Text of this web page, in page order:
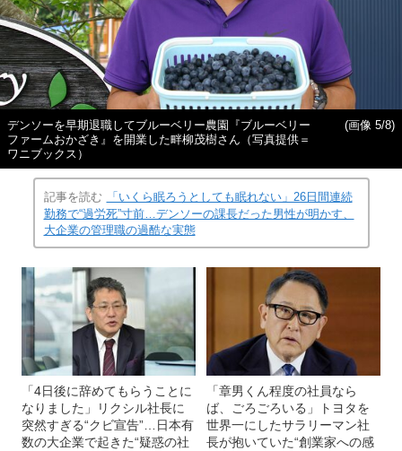
デンソーを早期退職してブルーベリー農園『ブルーベリー
ファームおかざき』を開業した畔柳茂樹さん（写真提供＝
ワニブックス）
(画像 5/8)
記事を読む
「いくら眠ろうとしても眠れない」26日間連続
勤務で“過労死”寸前…デンソーの課長だった男性が明かす、
大企業の管理職の過酷な実態
「4日後に辞めてもらうことに
なりました」リクシル社長に
突然すぎる“クビ宣告”…日本有
数の大企業で起きた“疑惑の社
「章男くん程度の社員なら
ば、ごろごろいる」トヨタを
世界一にしたサラリーマン社
長が抱いていた“創業家への感